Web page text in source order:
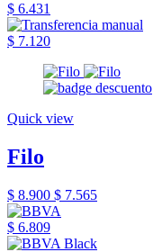
$ 6.431
$ 7.120
Quick view
Filo
$ 8.900 $ 7.565
$ 6.809